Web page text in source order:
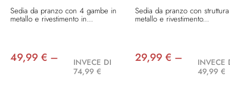
Sedia da pranzo con 4 gambe in
metallo e rivestimento in...
49,99 € –
INVECE DI
74,99 €
Sedia da pranzo con
metallo e rivestimento...
29,99 € –
INVECE
49,99 €